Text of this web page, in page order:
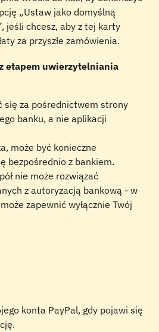
„Ustaw jako domyślną
jeśli chcesz, aby z tej karty
za przyszłe zamówienia.
etapem uwierzytelniania
się za pośrednictwem strony
banku, a nie aplikacji
może być konieczne
bezpośrednio z bankiem.
nie może rozwiązać
z autoryzacją bankową - w
zapewnić wyłącznie Twój
konta PayPal, gdy pojawi się